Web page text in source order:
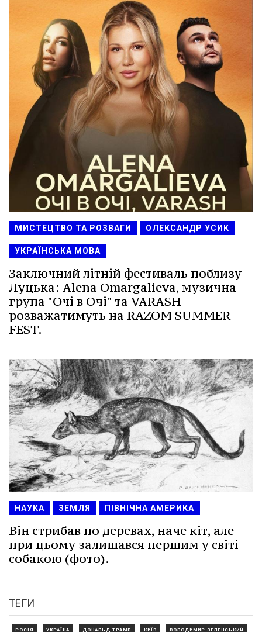
МИСТЕЦТВО ТА РОЗВАГИ ОЛЕКСАНДР УСИК
УКРАЇНСЬКА МОВА
Заключний літній фестиваль поблизу
Луцька: Alena Omargalieva, музична
група "Очі в Очі" та VARASH
розважатимуть на RAZOM SUMMER
FEST.
НАУКА ЗЕМЛЯ ПІВНІЧНА АМЕРИКА
Він стрибав по деревах, наче кіт, але
при цьому залишався першим у світі
собакою (фото).
ТЕГИ
РОСІЯ УКРАЇНА ДОНАЛЬД ТРАМП КИЇВ ВОЛОДИМИР ЗЕЛЕНСЬКИЙ